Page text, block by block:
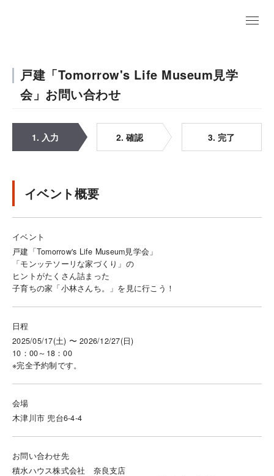
戸建「Tomorrow's Life Museum見学
会」お問い合わせ
1. 入力 2. 確認 3. 完了
イベント概要
イベント
戸建「Tomorrow's Life Museum見学会」
「モンッテソーリな家づくり」の
ヒントがたくさん詰まった
子育ちの家「小林さんち。」を見に行こう！
日程
2025/05/17(土) 〜 2026/12/27(日)
10：00～18：00
※完全予約制です。
会場
木津川市 兜台6-4-4
お問い合わせ先
積水ハウス株式会社 奈良支店